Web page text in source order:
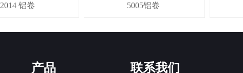
2014 铝卷 5005铝卷
产品 联系我们